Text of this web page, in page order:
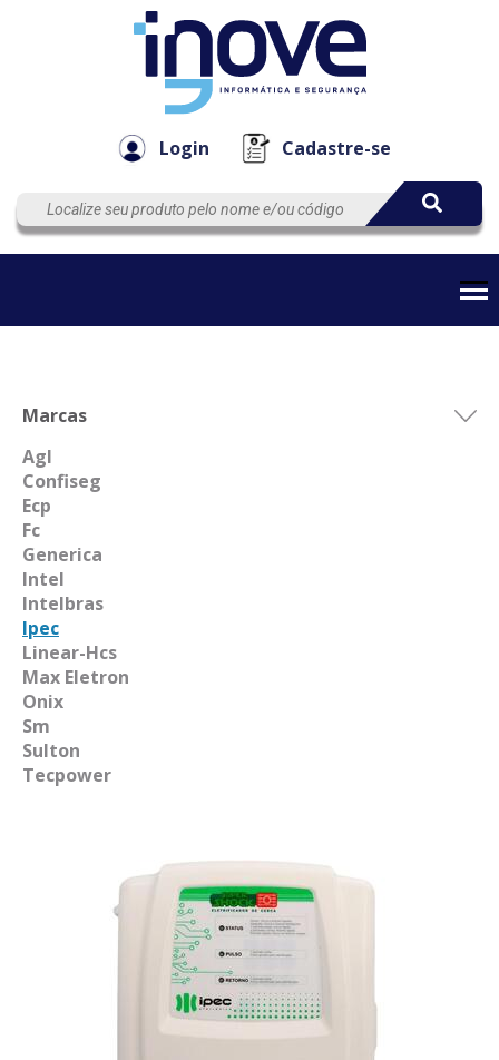
Login Cadastre-se
EmpresaAutomação
Marcas
Agl
Confiseg
Ecp
Fc
Generica
Intel
Intelbras
Ipec
Linear-Hcs
Max Eletron
Onix
Sm
Sulton
Tecpower